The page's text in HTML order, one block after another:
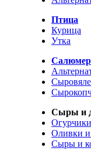
Птица
Курица
Утка
Сыры и
Оливки
Сыры и